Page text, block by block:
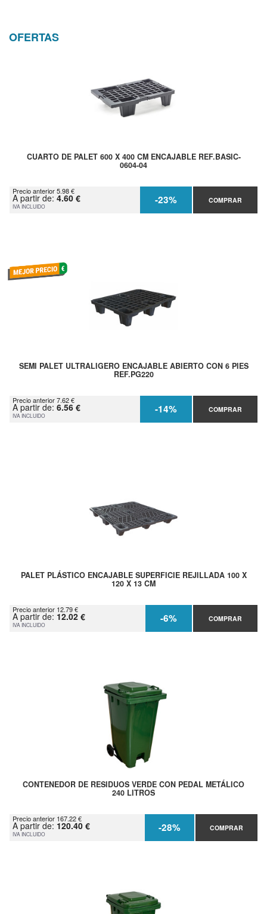
OFERTAS
CUARTO DE PALET 600 X 400 CM ENCAJABLE REF.BASIC-
0604-04
Precio anterior 5.98 €
A partir de: 4.60 €
IVA INCLUIDO -23% COMPRAR
SEMI PALET ULTRALIGERO ENCAJABLE ABIERTO CON 6 PIES
REF.PG220
Precio anterior 7.62 €
A partir de: 6.56 €
IVA INCLUIDO -14% COMPRAR
PALET PLÁSTICO ENCAJABLE SUPERFICIE REJILLADA 100 X
120 X 13 CM
Precio anterior 12.79 €
A partir de: 12.02 €
IVA INCLUIDO -6% COMPRAR
CONTENEDOR DE RESIDUOS VERDE CON PEDAL METÁLICO
240 LITROS
Precio anterior 167.22 €
A partir de: 120.40 €
IVA INCLUIDO -28% COMPRAR